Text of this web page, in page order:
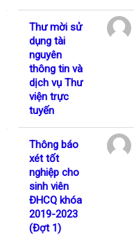
Thư mời sử
dụng tài
nguyên
thông tin và
dịch vụ Thư
viện trực
tuyến
Thông báo
xét tốt
nghiệp cho
sinh viên
ĐHCQ khóa
2019-2023
(Đợt 1)